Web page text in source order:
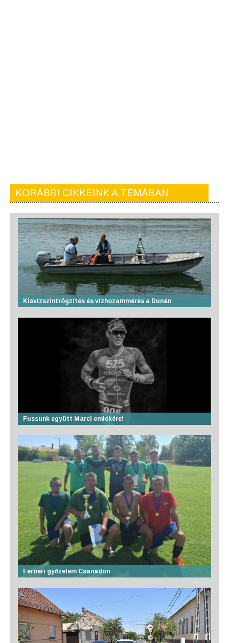
KORÁBBI CIKKEINK A TÉMÁBAN
Kisvízszintrögzítés és vízhozammérés a Dunán
Fussunk együtt Marci emlékére!
Feröeri győzelem Csanádon